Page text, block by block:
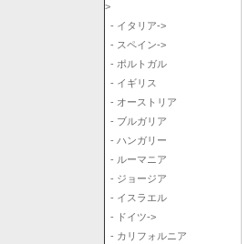
>
- イタリア->
- スペイン->
- ポルトガル
- イギリス
- オーストリア
- ブルガリア
- ハンガリー
- ルーマニア
- ジョージア
- イスラエル
- ドイツ->
- カリフォルニア